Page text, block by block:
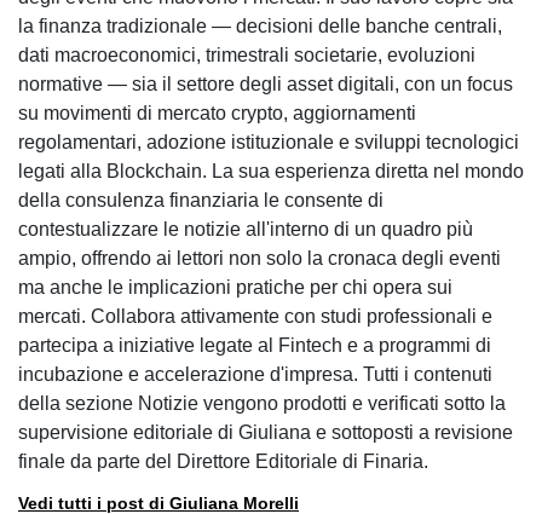
la finanza tradizionale — decisioni delle banche centrali,
dati macroeconomici, trimestrali societarie, evoluzioni
normative — sia il settore degli asset digitali, con un focus
su movimenti di mercato crypto, aggiornamenti
regolamentari, adozione istituzionale e sviluppi tecnologici
legati alla Blockchain. La sua esperienza diretta nel mondo
della consulenza finanziaria le consente di
contestualizzare le notizie all'interno di un quadro più
ampio, offrendo ai lettori non solo la cronaca degli eventi
ma anche le implicazioni pratiche per chi opera sui
mercati. Collabora attivamente con studi professionali e
partecipa a iniziative legate al Fintech e a programmi di
incubazione e accelerazione d'impresa. Tutti i contenuti
della sezione Notizie vengono prodotti e verificati sotto la
supervisione editoriale di Giuliana e sottoposti a revisione
finale da parte del Direttore Editoriale di Finaria.
Vedi tutti i post di Giuliana Morelli